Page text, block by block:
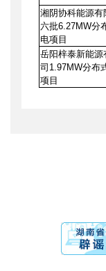
湘阴协科能源有
六批6.27MW分
电项目
岳阳梓泰新能源
司1.97MW分布
项目